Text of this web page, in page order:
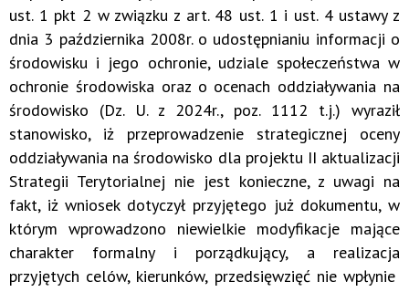
ust. 1 pkt 2 w związku z art. 48 ust. 1 i ust. 4 ustawy z
dnia 3 października 2008r. o udostępnianiu informacji o
środowisku i jego ochronie, udziale społeczeństwa w
ochronie środowiska oraz o ocenach oddziaływania na
środowisko (Dz. U. z 2024r., poz. 1112 t.j.) wyraził
stanowisko, iż przeprowadzenie strategicznej oceny
oddziaływania na środowisko dla projektu II aktualizacji
Strategii Terytorialnej nie jest konieczne, z uwagi na
fakt, iż wniosek dotyczył przyjętego już dokumentu, w
którym wprowadzono niewielkie modyfikacje mające
charakter formalny i porządkujący, a realizacja
przyjętych celów, kierunków, przedsięwzięć nie wpłynie